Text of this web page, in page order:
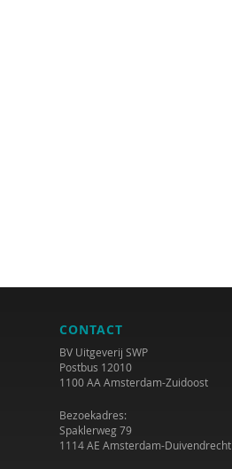
CONTACT
BV Uitgeverij SWP
Postbus 12010
1100 AA Amsterdam-Zuidoost
Bezoekadres:
Spaklerweg 79
1114 AE Amsterdam-Duivendrecht